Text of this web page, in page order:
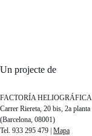
Un projecte de
FACTORÍA HELIOGRÁFICA
Carrer Riereta, 20 bis, 2a planta
(Barcelona, 08001)
Tel. 933 295 479 | Mapa